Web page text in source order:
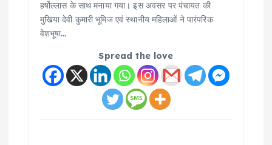
हर्षोल्लास के साथ मनाया गया। इस अवसर पर पंचायत की
मुखिया देवी कुमारी भूमिज एवं स्थानीय महिलाओं ने पारंपरिक
वेशभूषा…
Spread the love